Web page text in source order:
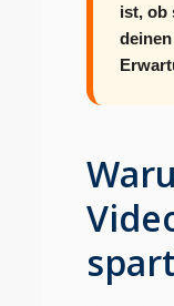
ist, ob
spart